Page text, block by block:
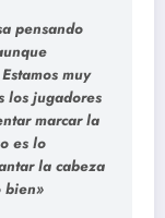
pensando
Estamos muy
los jugadores
marcar la
es lo
la cabeza
bien»